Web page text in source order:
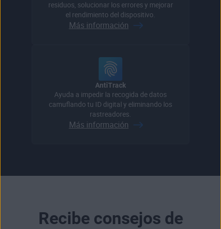
residuos, solucionar los errores y mejorar
el rendimiento del dispositivo.
Más información
AntiTrack
Ayuda a impedir la recogida de datos
camuflando tu ID digital y eliminando los
rastreadores.
Más información
Recibe consejos de